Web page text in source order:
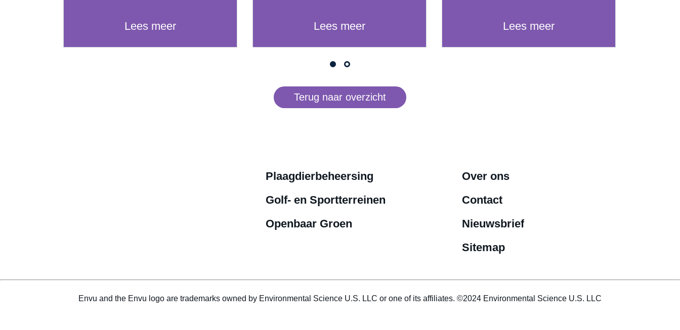
Lees meer Lees meer Lees meer
Terug naar overzicht
Plaagdierbeheersing
Golf- en Sportterreinen
Openbaar Groen
Over ons
Contact
Nieuwsbrief
Sitemap
Envu and the Envu logo are trademarks owned by Environmental Science U.S. LLC or one of its affiliates. ©2024 Environmental Science U.S. LLC